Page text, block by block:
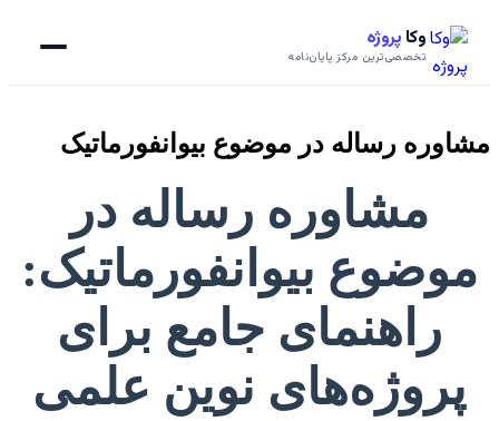
وکا پروژه
تخصصی‌ترین مرکز پایان‌نامه
مشاوره رساله در موضوع بیوانفورماتیک
مشاوره رساله در
موضوع بیوانفورماتیک:
راهنمای جامع برای
پروژه‌های نوین علمی